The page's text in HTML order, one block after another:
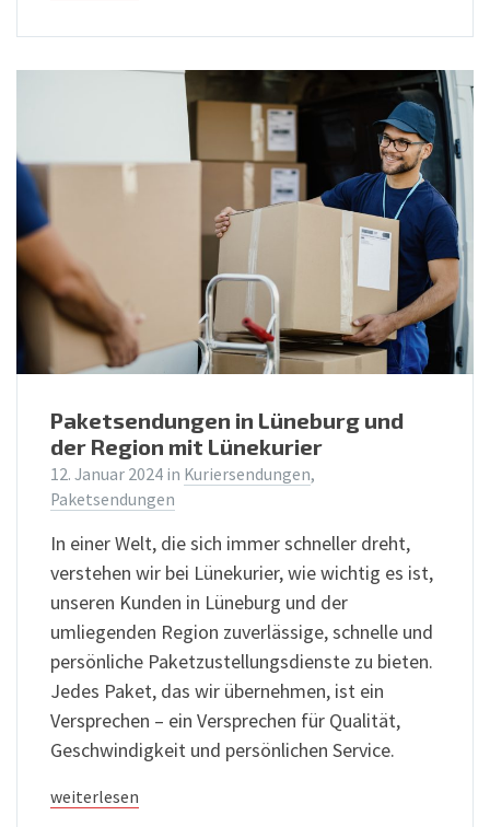
Paketsendungen in Lüneburg und
der Region mit Lünekurier
12. Januar 2024 in Kuriersendungen,
Paketsendungen
In einer Welt, die sich immer schneller dreht,
verstehen wir bei Lünekurier, wie wichtig es ist,
unseren Kunden in Lüneburg und der
umliegenden Region zuverlässige, schnelle und
persönliche Paketzustellungsdienste zu bieten.
Jedes Paket, das wir übernehmen, ist ein
Versprechen – ein Versprechen für Qualität,
Geschwindigkeit und persönlichen Service.
weiterlesen